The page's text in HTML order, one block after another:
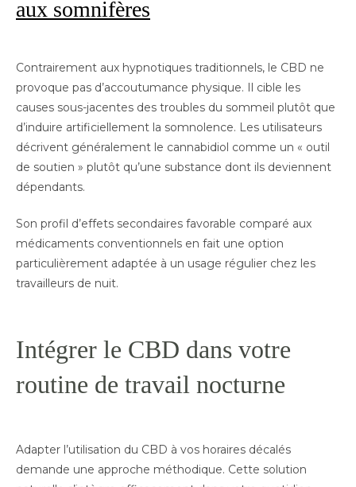
aux somnifères
Contrairement aux hypnotiques traditionnels, le CBD ne
provoque pas d’accoutumance physique. Il cible les
causes sous-jacentes des troubles du sommeil plutôt que
d’induire artificiellement la somnolence. Les utilisateurs
décrivent généralement le cannabidiol comme un « outil
de soutien » plutôt qu’une substance dont ils deviennent
dépendants.
Son profil d’effets secondaires favorable comparé aux
médicaments conventionnels en fait une option
particulièrement adaptée à un usage régulier chez les
travailleurs de nuit.
Intégrer le CBD dans votre
routine de travail nocturne
Adapter l’utilisation du CBD à vos horaires décalés
demande une approche méthodique. Cette solution